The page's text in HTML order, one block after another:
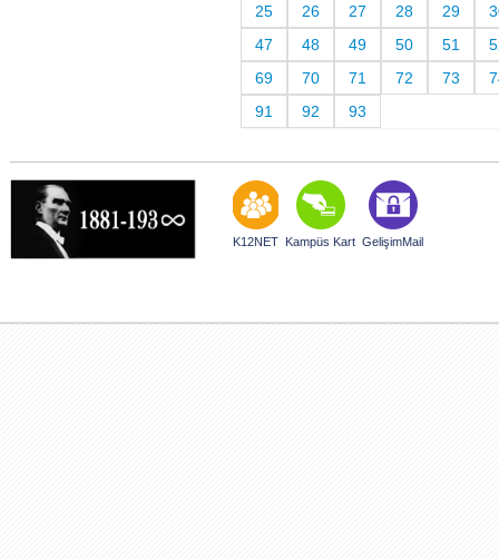
25
26 27 28 29
47
48 49 50 51
69
70 71 72 73
91
92 93
K12NET Kampüs Kart GelişimMail